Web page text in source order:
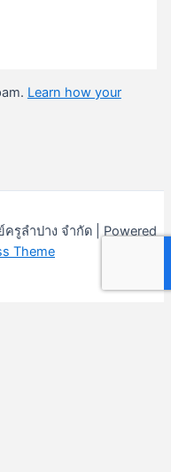
Learn how your
ลำปาง จำกัด | Powered
Theme